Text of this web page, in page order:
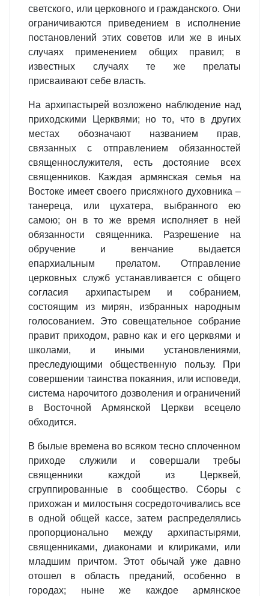
светского, или церковного и гражданского. Они
ограничиваются приведением в исполнение
постановлений этих советов или же в иных
случаях применением общих правил; в
известных случаях те же прелаты
присваивают себе власть.
На архипастырей возложено наблюдение над
приходскими Церквями; но то, что в других
местах обозначают названием прав,
связанных с отправлением обязанностей
священнослужителя, есть достояние всех
священников. Каждая армянская семья на
Востоке имеет своего присяжного духовника –
танереца, или цухатера, выбранного ею
самою; он в то же время исполняет в ней
обязанности священника. Разрешение на
обручение и венчание выдается
епархиальным прелатом. Отправление
церковных служб устанавливается с общего
согласия архипастырем и собранием,
состоящим из мирян, избранных народным
голосованием. Это совещательное собрание
правит приходом, равно как и его церквями и
школами, и иными установлениями,
преследующими общественную пользу. При
совершении таинства покаяния, или исповеди,
система нарочитого дозволения и ограничений
в Восточной Армянской Церкви всецело
обходится.
В былые времена во всяком тесно сплоченном
приходе служили и совершали требы
священники каждой из Церквей,
сгруппированные в сообщество. Сборы с
прихожан и милостыня сосредоточивались все
в одной общей кассе, затем распределялись
пропорционально между архипастырями,
священниками, диаконами и клириками, или
младшим причтом. Этот обычай уже давно
отошел в область преданий, особенно в
городах; ныне же каждое армянское